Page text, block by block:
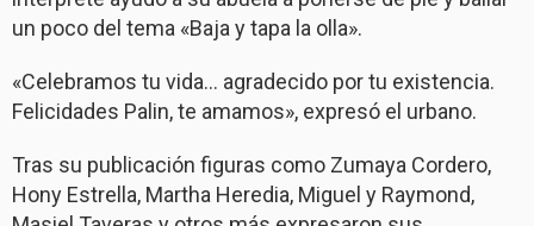
un poco del tema «Baja y tapa la olla».
«Celebramos tu vida… agradecido por tu existencia.
Felicidades Palin, te amamos», expresó el urbano.
Tras su publicación figuras como Zumaya Cordero,
Hony Estrella, Martha Heredia, Miguel y Raymond,